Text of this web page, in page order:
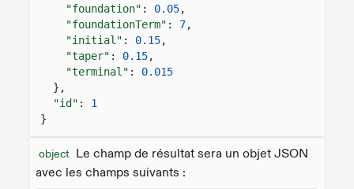
"foundation" : 0.05,
"foundationTerm" : 7,
"initial" : 0.15,
"taper" : 0.15,
"terminal" :
0.015
},
"id" :
1
}
object Le champ de résultat sera un objet JSON
avec les champs suivants :